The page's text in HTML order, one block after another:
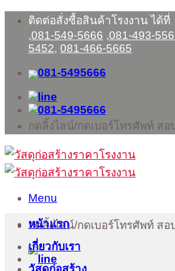
Skip
content
ติดต่อสั่งซื้อสินค้าโรงงาน ได้ที่
,081-549-5666 ,081-493-
5452, 081-466-5665
กดลิ้งไลน์/กดเบอร์โทรศัพท์ สอ
Menu
กดลิ้งไลน์/กดเบอร์โทรศัพท์ สอ
หน้าแรก
เกี่ยวกับเรา